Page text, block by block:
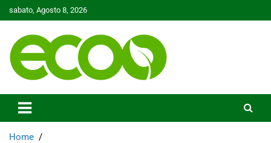
to
sabato, Agosto 8, 2026
Ecoo.it
Home